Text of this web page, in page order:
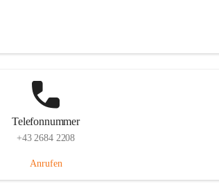
Telefonnummer
+43 2684 2208
Anrufen